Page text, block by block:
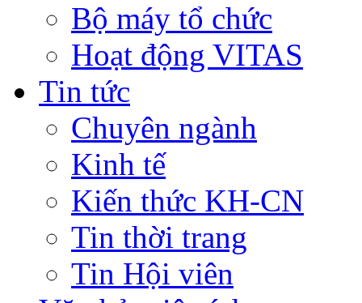
Bộ máy tổ chức
Hoạt động VITAS
Tin tức
Chuyên ngành
Kinh tế
Kiến thức KH-CN
Tin thời trang
Tin Hội viên